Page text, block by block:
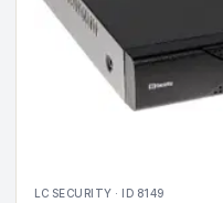
LC SECURITY · ID 8149